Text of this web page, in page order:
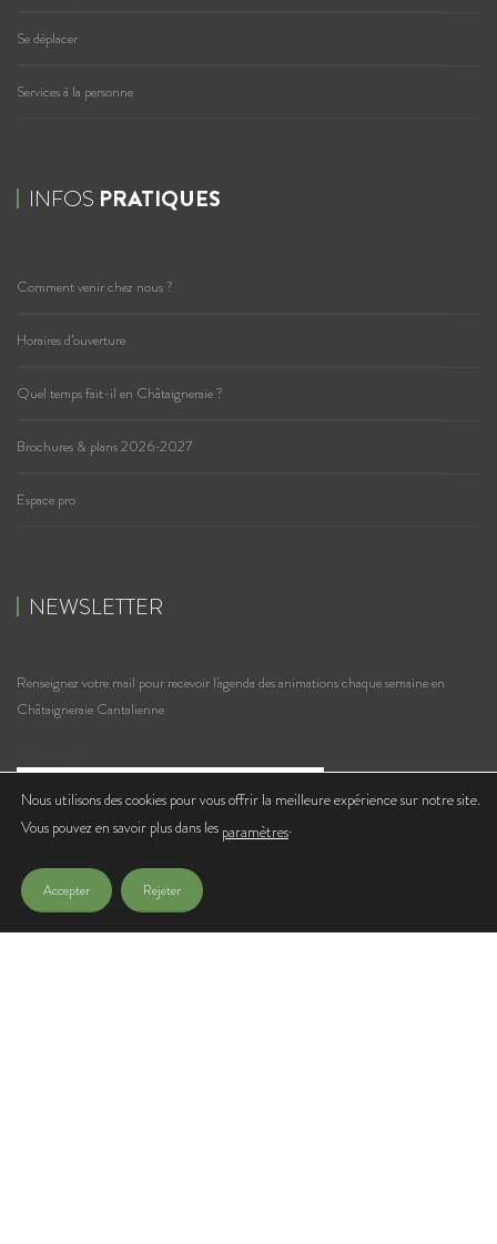
Se déplacer
Services à la personne
INFOS PRATIQUES
Comment venir chez nous ?
Horaires d’ouverture
Quel temps fait-il en Châtaigneraie ?
Brochures & plans 2026-2027
Espace pro
NEWSLETTER
Renseignez votre mail pour recevoir l'agenda des animations chaque semaine en
Châtaigneraie Cantalienne
J'accepte de recevoir les lettres d'infos de l'Office de Tourisme
Nous utilisons des cookies pour vous offrir la meilleure expérience sur notre site.
Vous pouvez en savoir plus dans les paramètres.
Accepter Rejeter